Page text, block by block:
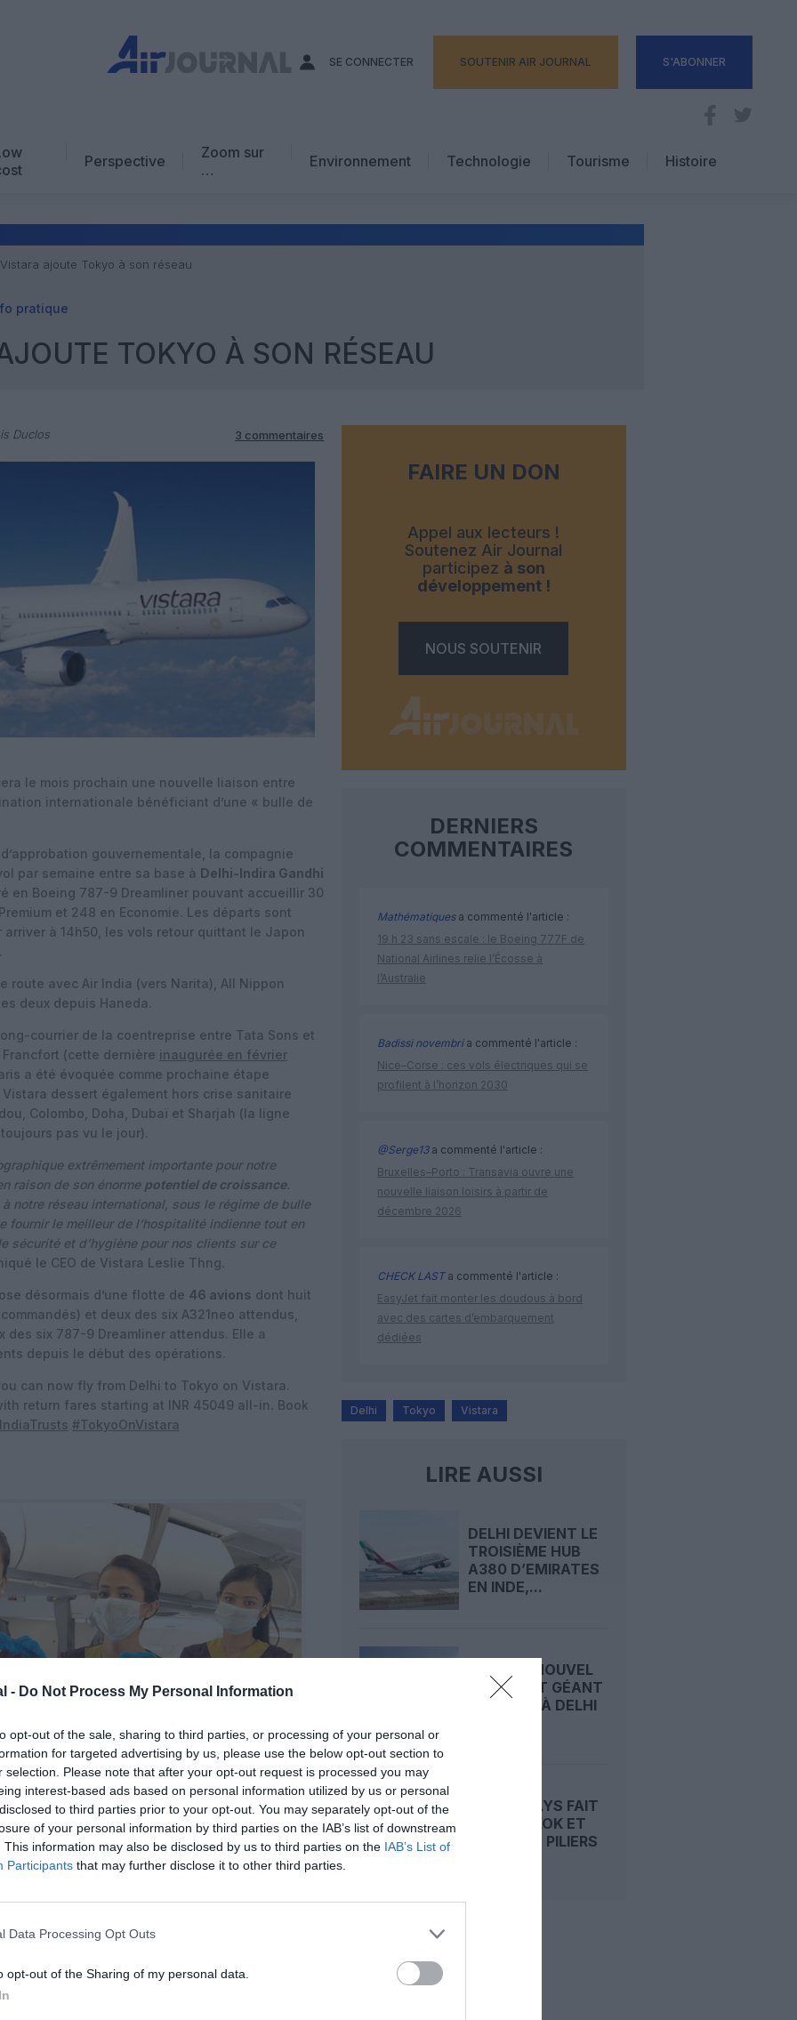
- Do Not Process My Personal Information
opt-out of the sale, sharing to third parties, or processing of your personal or
for targeted advertising by us, please use the below opt-out section to
selection. Please note that after your opt-out request is processed you may
interest-based ads based on personal information utilized by us or personal
to third parties prior to your opt-out. You may separately opt-out of the
of your personal information by third parties on the IAB’s list of downstream
This information may also be disclosed by us to third parties on the IAB’s List of
Participants that may further disclose it to other third parties.
Data Processing Opt Outs
opt-out of the Sharing of my personal data.
SE CONNECTER SOUTENIR AIR JOURNAL S'ABONNER
Perspective
Zoom sur
…
Environnement Technologie
Tourisme
Hôtellerie
Histoire
ajoute Tokyo à son réseau
pratique
TOKYO À SON RÉSEAU
Duclos 3 commentaires
le mois prochain une nouvelle liaison entre
internationale bénéficiant d’une « bulle de
gouvernementale, la compagnie
par semaine entre sa base à Delhi-Indira Gandhi
en Boeing 787-9 Dreamliner pouvant accueillir 30
et 248 en Economie. Les départs sont
à 14h50, les vols retour quittant le Japon
route avec Air India (vers Narita), All Nippon
deux depuis Haneda.
courrier de la coentreprise entre Tata Sons et
(cette dernière inaugurée en février
a été évoquée comme prochaine étape
dessert également hors crise sanitaire
Colombo, Doha, Dubaï et Sharjah (la ligne
toujours pas vu le jour).
extrêmement importante pour notre
raison de son énorme potentiel de croissance.
notre réseau international, sous le régime de bulle
fournir le meilleur de l’hospitalité indienne tout en
sécurité et d’hygiène pour nos clients sur ce
le CEO de Vistara Leslie Thng.
désormais d’une flotte de 46 avions dont huit
et deux des six A321neo attendus,
six 787-9 Dreamliner attendus. Elle a
depuis le début des opérations.
can now fly from Delhi to Tokyo on Vistara.
return fares starting at INR 45049 all-in. Book
#TokyoOnVistara
apprécié l’article ?
FAIRE UN DON
Appel aux lecteurs !
Soutenez Air Journal
participez à son
développement !
NOUS SOUTENIR
DERNIERS
COMMENTAIRES
Mathématiquesa commenté l'article :
19 h 23 sans escale : le Boeing 777F de
National Airlines relie l’Écosse à
l’Australie
Badissi novembria commenté l'article :
Nice–Corse : ces vols électriques qui se
profilent à l’horizon 2030
@Serge13a commenté l'article :
Bruxelles–Porto : Transavia ouvre une
nouvelle liaison loisirs à partir de
décembre 2026
CHECK LASTa commenté l'article :
EasyJet fait monter les doudous à bord
avec des cartes d’embarquement
dédiées
Delhi Tokyo Vistara
LIRE AUSSI
DELHI DEVIENT LE
TROISIÈME HUB
A380 D’EMIRATES
EN INDE,...
INDE : LE NOUVEL
AÉROPORT GÉANT
DE NOIDA À DELHI
ITA AIRWAYS FAIT
DE BANGKOK ET
DELHI DES PILIERS